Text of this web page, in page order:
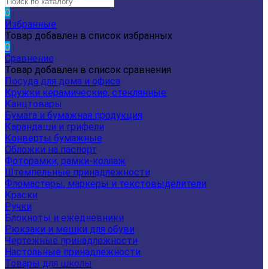
0
Избранные
Товар добавлен в список избранных
0
Сравнение
Товар добавлен в список сравнения
Посуда для дома и офиса
Кружки керамические, стеклянные
Канцтовары
Бумага и бумажная продукция
Карандаши и грифели
Конверты бумажные
Обложки на паспорт
Фоторамки, рамки-коллаж
Штемпельные принадлежности
Фломастеры, маркеры и текстовыделители
Краски
Ручки
Блокноты и ежедневники
Рюкзаки и мешки для обуви
Чертежные принадлежности
Настольные принадлежности
Товары для школы